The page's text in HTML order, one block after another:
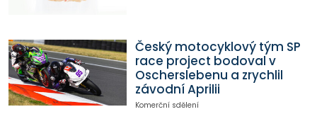
Český motocyklový tým SP
race project bodoval v
Oscherslebenu a zrychlil
závodní Aprilii
Komerční sdělení